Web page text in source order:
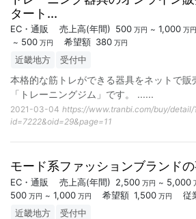
タート...
EC・通販 売上高(年間) 500 万円 ~ 1,000 万円
~ 500 万円 希望額 380 万円
近畿地方 受付中
本格的な筋トレができる器具をネットで販
「トレーニングジム」です。 ......
2021-03-04 https://www.tranbi.com/buy/detail/
id=7222&oid=29&page=11
モード系ファッションブランド
EC・通販 売上高(年間) 2,500 万円 ~ 5,000
500 万円 ~ 1,000 万円 希望額 1,500 万円 従
近畿地方 受付中